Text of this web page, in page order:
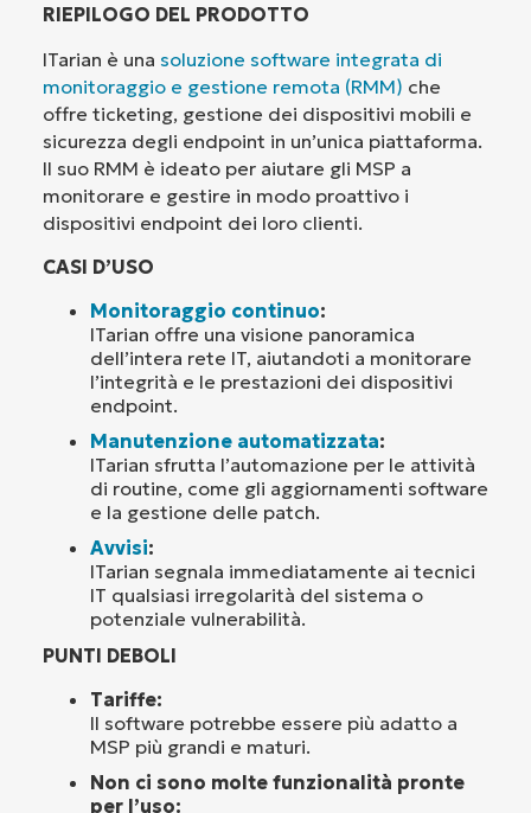
RIEPILOGO DEL PRODOTTO
ITarian è una soluzione software integrata di
monitoraggio e gestione remota (RMM) che
offre ticketing, gestione dei dispositivi mobili e
sicurezza degli endpoint in un’unica piattaforma.
Il suo RMM è ideato per aiutare gli MSP a
monitorare e gestire in modo proattivo i
dispositivi endpoint dei loro clienti.
CASI D’USO
Monitoraggio continuo:
ITarian offre una visione panoramica
dell’intera rete IT, aiutandoti a monitorare
l’integrità e le prestazioni dei dispositivi
endpoint.
Manutenzione automatizzata:
ITarian sfrutta l’automazione per le attività
di routine, come gli aggiornamenti software
e la gestione delle patch.
Avvisi:
ITarian segnala immediatamente ai tecnici
IT qualsiasi irregolarità del sistema o
potenziale vulnerabilità.
PUNTI DEBOLI
Tariffe:
Il software potrebbe essere più adatto a
MSP più grandi e maturi.
Non ci sono molte funzionalità pronte
per l’uso: